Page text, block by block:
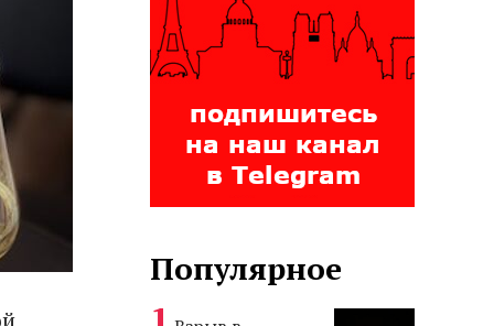
Популярное